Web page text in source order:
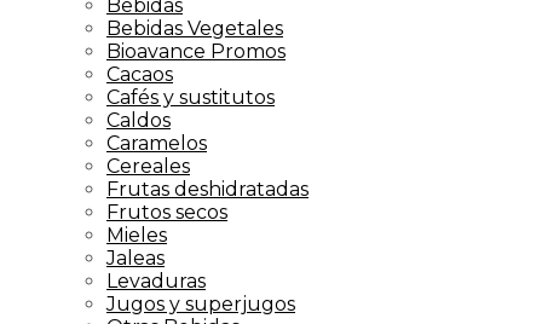
Bebidas
Bebidas Vegetales
Bioavance Promos
Cacaos
Cafés y sustitutos
Caldos
Caramelos
Cereales
Frutas deshidratadas
Frutos secos
Mieles
Jaleas
Levaduras
Jugos y superjugos